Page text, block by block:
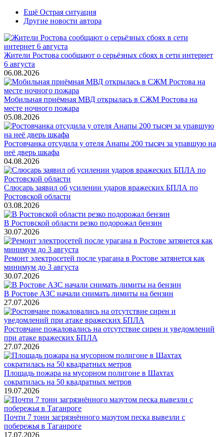
Ещё Острая ситуация
Другие новости автора
Жители Ростова сообщают о серьёзных сбоях в сети интернет
6 августа
06.08.2026
Мобильная приёмная МВД открылась в СЖМ Ростова на
месте ночного пожара
05.08.2026
Ростовчанка отсудила у отеля Анапы 200 тысяч за упавшую на
неё дверь шкафа
04.08.2026
Слюсарь заявил об усилении ударов вражеских БПЛА по
Ростовской области
03.08.2026
В Ростовской области резко подорожал бензин
30.07.2026
Ремонт электросетей после урагана в Ростове затянется как
минимум до 3 августа
30.07.2026
В Ростове АЗС начали снимать лимиты на бензин
27.07.2026
Ростовчане пожаловались на отсутствие сирен и уведомлений
при атаке вражеских БПЛА
27.07.2026
Площадь пожара на мусорном полигоне в Шахтах
сократилась на 50 квадратных метров
19.07.2026
Почти 7 тонн загрязнённого мазутом песка вывезли с
побережья в Таганроге
17.07.2026